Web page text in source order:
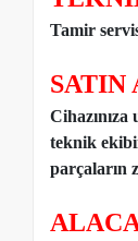
Tamir
teknik
parçaların